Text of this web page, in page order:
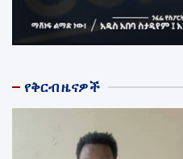
የቅርብ ዜናዎች